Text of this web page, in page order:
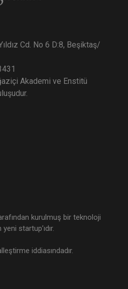
IV. Medeni Hukuk
Sepete Ekle
Enstitüsü
Cd. No 6 D:8, Beşiktaş/
Akademi ve Enstitü
kurulmuş bir teknoloji
startup’ıdır.
iddiasındadır.